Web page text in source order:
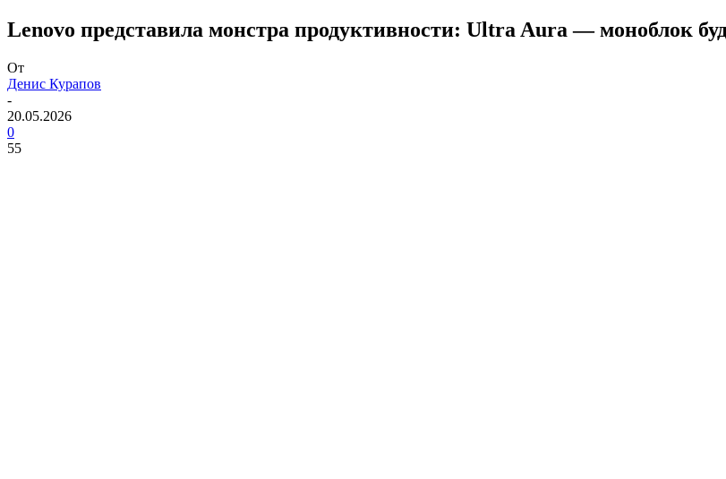
Lenovo представила монстра продуктивности: Ultra Aura — моноблок
От
Денис Курапов
-
20.05.2026
0
55